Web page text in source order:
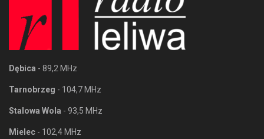
Dębica - 89,2 MHz
Tarnobrzeg - 104,7 MHz
Stalowa Wola - 93,5 MHz
Mielec - 102,4 MHz